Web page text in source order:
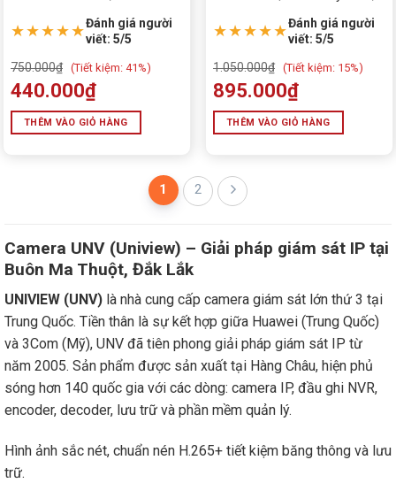
Cơ Thể Người
★★★★★Đánh giá người
viết: 5/5
750.000₫ (Tiết kiệm: 41%)
440.000₫
THÊM VÀO GIỎ HÀNG
Thông Minh
★★★★★Đánh giá người
viết: 5/5
1.050.000₫ (Tiết kiệm: 15%)
895.000₫
THÊM VÀO GIỎ HÀNG
1 2
Camera UNV (Uniview) – Giải pháp giám sát IP tại
Buôn Ma Thuột, Đắk Lắk
UNIVIEW (UNV) là nhà cung cấp camera giám sát lớn thứ 3 tại
Trung Quốc. Tiền thân là sự kết hợp giữa Huawei (Trung Quốc)
và 3Com (Mỹ), UNV đã tiên phong giải pháp giám sát IP từ
năm 2005. Sản phẩm được sản xuất tại Hàng Châu, hiện phủ
sóng hơn 140 quốc gia với các dòng: camera IP, đầu ghi NVR,
encoder, decoder, lưu trữ và phần mềm quản lý.
Hình ảnh sắc nét, chuẩn nén H.265+ tiết kiệm băng thông và lưu
trữ.